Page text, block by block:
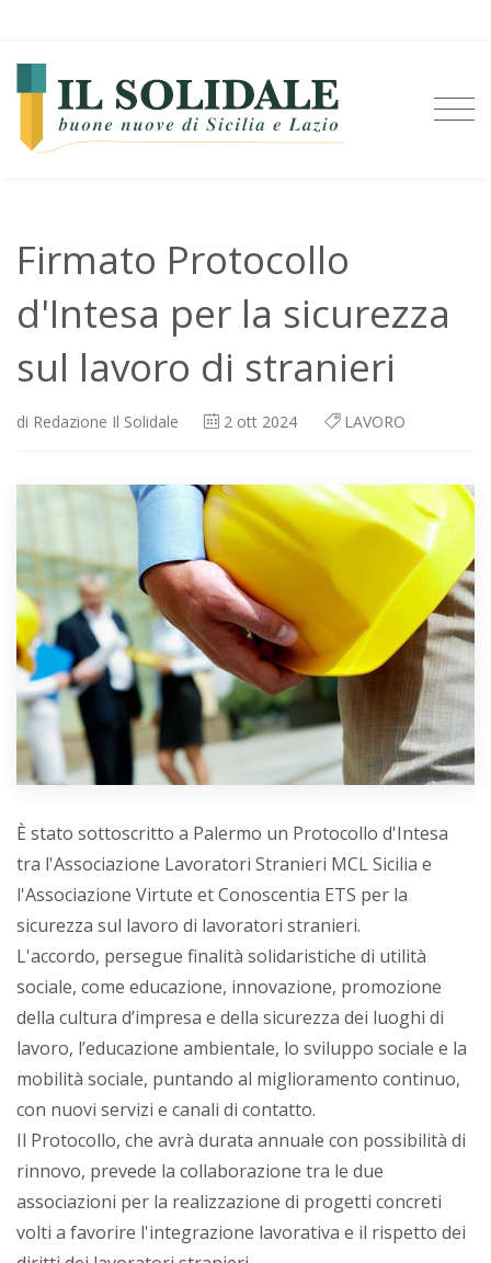
Firmato Protocollo
d'Intesa per la sicurezza
sul lavoro di stranieri
di Redazione Il Solidale 2 ott 2024 LAVORO
È stato sottoscritto a Palermo un Protocollo d'Intesa
tra l'Associazione Lavoratori Stranieri MCL Sicilia e
l'Associazione Virtute et Conoscentia ETS per la
sicurezza sul lavoro di lavoratori stranieri.
L'accordo, persegue finalità solidaristiche di utilità
sociale, come educazione, innovazione, promozione
della cultura d’impresa e della sicurezza dei luoghi di
lavoro, l’educazione ambientale, lo sviluppo sociale e la
mobilità sociale, puntando al miglioramento continuo,
con nuovi servizi e canali di contatto.
Il Protocollo, che avrà durata annuale con possibilità di
rinnovo, prevede la collaborazione tra le due
associazioni per la realizzazione di progetti concreti
volti a favorire l'integrazione lavorativa e il rispetto dei